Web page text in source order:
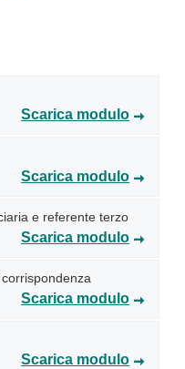
Scarica modulo
Scarica modulo
e referente terzo
Scarica modulo
Scarica modulo
Scarica modulo